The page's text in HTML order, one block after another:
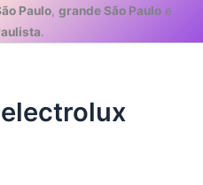
Paulo, grande São Pauloe
.